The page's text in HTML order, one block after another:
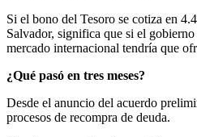
Si el bono del Tesoro se cotiza en
Salvador, significa que si el
mercado internacional tendría que
¿Qué pasó en tres meses?
Desde el anuncio del acuerdo
procesos de recompra de deuda.